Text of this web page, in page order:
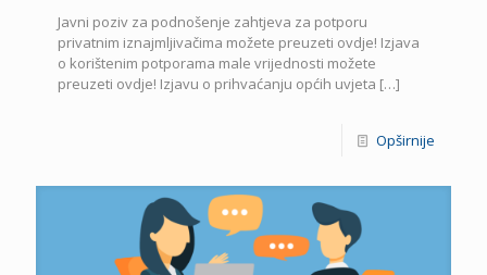
Javni poziv za podnošenje zahtjeva za potporu
privatnim iznajmljivačima možete preuzeti ovdje! Izjava
o korištenim potporama male vrijednosti možete
preuzeti ovdje! Izjavu o prihvaćanju općih uvjeta […]
Opširnije